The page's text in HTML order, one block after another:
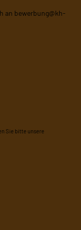
an bewerbung@kh-
Sie bitte unsere